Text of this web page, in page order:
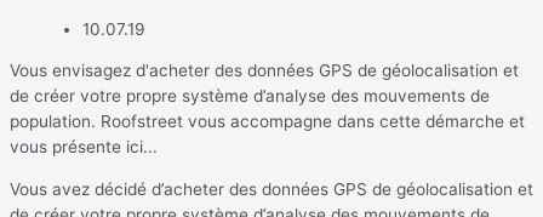
10.07.19
Vous envisagez d'acheter des données GPS de géolocalisation et
de créer votre propre système d’analyse des mouvements de
population. Roofstreet vous accompagne dans cette démarche et
vous présente ici...
Vous avez décidé d’acheter des données GPS de géolocalisation et